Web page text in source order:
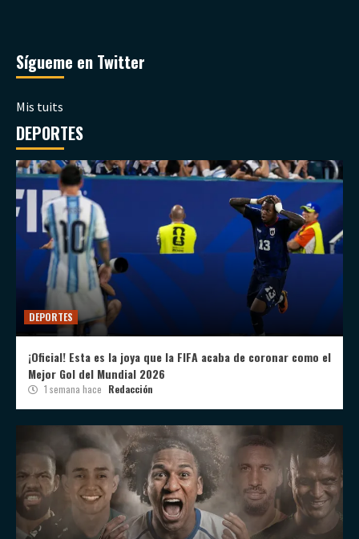
Sígueme en Twitter
Mis tuits
DEPORTES
DEPORTES
¡Oficial! Esta es la joya que la FIFA acaba de coronar como el
Mejor Gol del Mundial 2026
1 semana hace Redacción